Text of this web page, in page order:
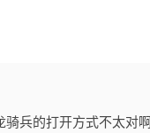
兵的打开方式不太对啊